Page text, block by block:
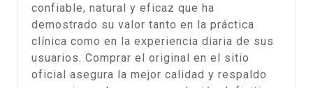
confiable, natural y eficaz que ha
demostrado su valor tanto en la práctica
clínica como en la experiencia diaria de sus
usuarios. Comprar el original en el sitio
oficial asegura la mejor calidad y respaldo